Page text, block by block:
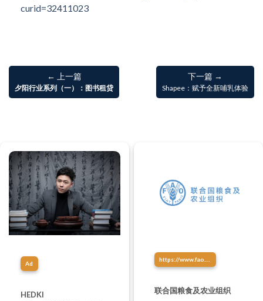
curid=32411023
← 上一篇
夕阳行业系列（一）：图书租贷
下一篇 →
Shapee：赋予全新哺乳体验
Ad
HEDKI 联合国粮食及农业组织